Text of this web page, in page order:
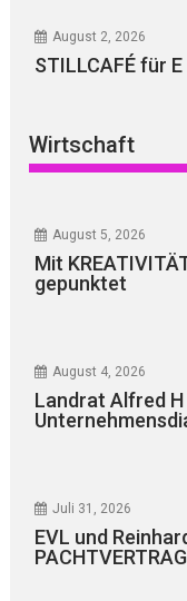
August 2, 2026
STILLCAFÉ für E
Wirtschaft
August 5, 2026
Mit
gepunktet
August 4, 2026
Landrat Alfred H
Juli 31, 2026
EVL und